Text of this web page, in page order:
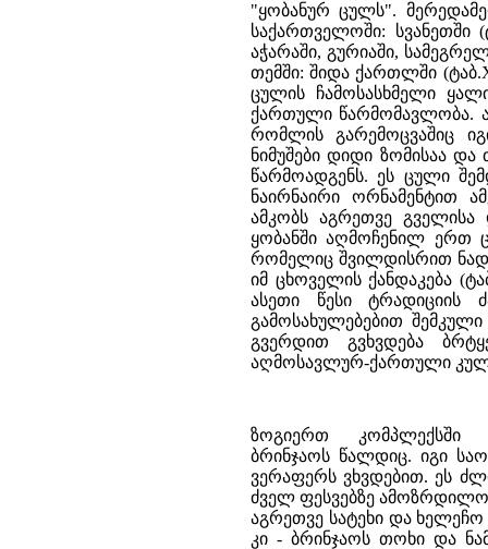
"ყობანურ ცულს".
საქართველოში: სვანეთში
აჭარაში, გურიაში,
თემში: შიდა ქართლში
ცულის ჩამოსასხმელი
ქართული წარმომავლობა.
რომლის გარემოცვაშიც
ნიმუშები დიდი ზომისაა
წარმოადგენს. ეს ცული
ნაირნაირი ორნამენტით
ამკობს აგრეთვე
ყობანში აღმოჩენილ ერთ
რომელიც შვილდისრით
იმ ცხოველის ქანდაკება
ასეთი წესი ტრადიციის
გამოსახულებებით
გვერდით გვხვდება
აღმოსავლურ-ქართული
ზოგიერთ კომპლექსში
ბრინჯაოს წალდიც. იგი
ვერაფერს ვხვდებით. ეს
ძველ ფესვებზე
აგრეთვე სატეხი და ხელეჩო
კი - ბრინჯაოს თოხი და